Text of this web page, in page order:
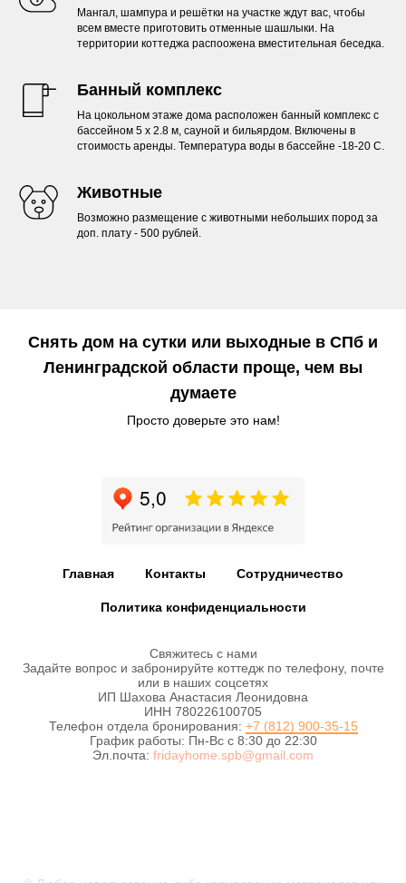
Мангал, шампура и решётки на участке ждут вас, чтобы
всем вместе приготовить отменные шашлыки. На
территории коттеджа распоожена вместительная беседка.
Банный комплекс
На цокольном этаже дома расположен банный комплекс с
бассейном 5 х 2.8 м, сауной и бильярдом. Включены в
стоимость аренды. Температура воды в бассейне -18-20 С.
Животные
Возможно размещение с животными небольших пород за
доп. плату - 500 рублей.
Снять дом на сутки или выходные в СПб и
Ленинградской области проще, чем вы
думаете
Просто доверьте это нам!
Главная Контакты Сотрудничество
Политика конфиденциальности
Свяжитесь с нами
Задайте вопрос и забронируйте коттедж по телефону, почте
или в наших соцсетях
ИП Шахова Анастасия Леонидовна
ИНН 780226100705
Телефон отдела бронирования: +7 (812) 900-35-15
График работы: Пн-Вс с 8:30 до 22:30
Эл.почта: fridayhome.spb@gmail.com